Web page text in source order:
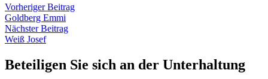
Beitragsnavigation
Vorheriger BeitragVorheriger
Goldberg Emmi
Nächster BeitragNächster
Weiß Josef
Beteiligen Sie sich an der Unterhaltung